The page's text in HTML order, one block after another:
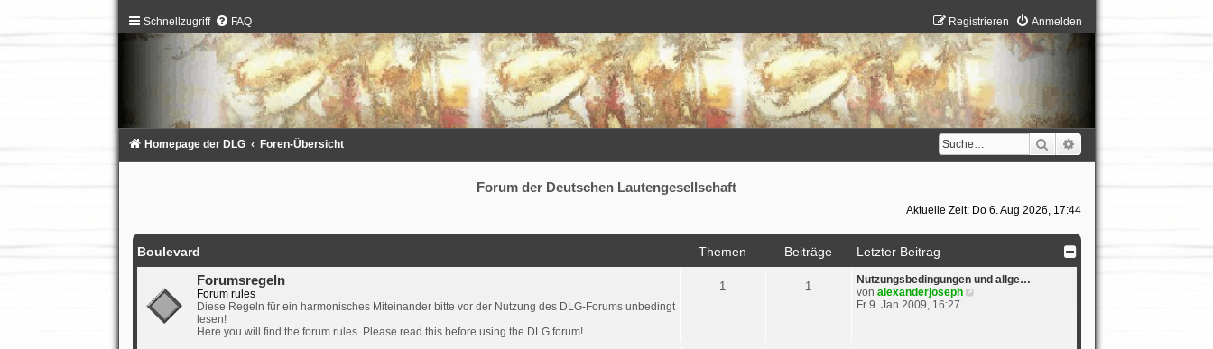
Schnellzugriff FAQ Anmelden
Registrieren
Suche
Homepage der DLG Foren-Übersicht
Forum der Deutschen Lautengesellschaft
Aktuelle Zeit: Do 6. Aug 2026, 17:44
Boulevard Themen Beiträge
Letzter Beitrag
Forumsregeln
Forum rules
Diese Regeln für ein harmonisches Miteinander bitte vor der Nutzung des DLG-Forums unbedingt
lesen!
Here you will find the forum rules. Please read this before using the DLG forum!
1 1
Nutzungsbedingungen und allge…
von alexanderjoseph
s
Fr 9. Jan 2009, 16:27